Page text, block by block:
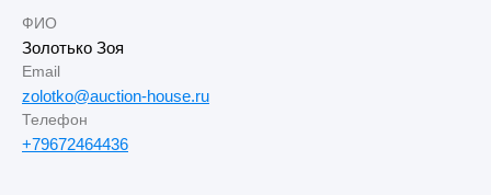
ФИО
Золотько Зоя
Email
zolotko@auction-house.ru
Телефон
+79672464436